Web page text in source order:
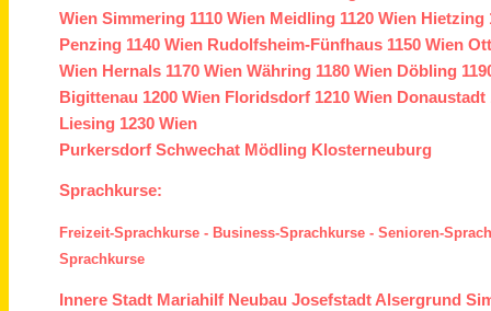
Wien Simmering 1110 Wien Meidling 1120 Wien Hietzing
Penzing 1140 Wien Rudolfsheim-Fünfhaus 1150 Wien
Wien Hernals 1170 Wien Währing 1180 Wien Döbling
Bigittenau 1200 Wien Floridsdorf 1210 Wien Donaustadt
Liesing 1230 Wien
Purkersdorf Schwechat Mödling Klosterneuburg
Sprachkurse:
Freizeit-Sprachkurse - Business-Sprachkurse -Senioren-
Sprachkurse
Innere Stadt Mariahilf Neubau Josefstadt Alsergrund